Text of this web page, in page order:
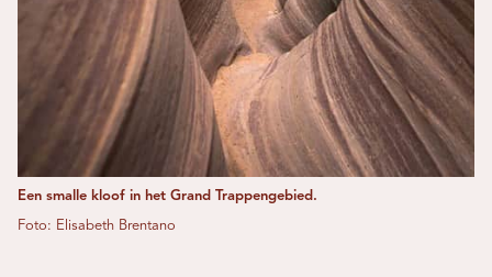
Een smalle kloof in het Grand Trappengebied.
Foto: Elisabeth Brentano